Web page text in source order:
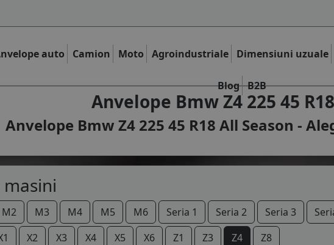
auto Camion Moto Agroindustriale Dimensiuni uzuale
Blog B2B
Anvelope Bmw Z4 225 45
Anvelope Bmw Z4 225 45 R18 All Season -
M2 M3 M4 M5 M6 Seria 1 Seria 2 Seria 3
X2 X3 X4 X5 X6 Z1 Z3 Z4 Z8